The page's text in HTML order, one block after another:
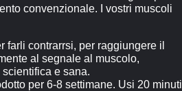
convenzionale. I vostri muscoli
contrarrsi, per raggiungere il
al segnale al muscolo,
e sana.
per 6-8 settimane. Usi 20 minuti